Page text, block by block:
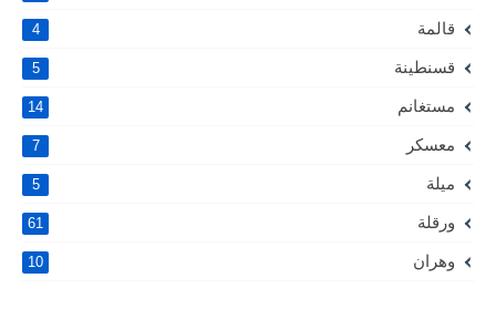
قالمة 4
قسنطينة 5
مستغانم 14
معسكر 7
ميلة 5
ورقلة 61
وهران 10